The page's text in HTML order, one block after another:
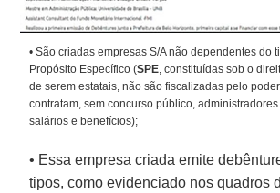
• São criadas empresas S/A não dependentes do
Propósito Específico (SPE , constituídas sob o
de serem estatais, não são fiscalizadas pelo
contratam, sem concurso público,
salários e benefícios);
• Essa empresa criada emite
tipos, como evidenciado nos quadros